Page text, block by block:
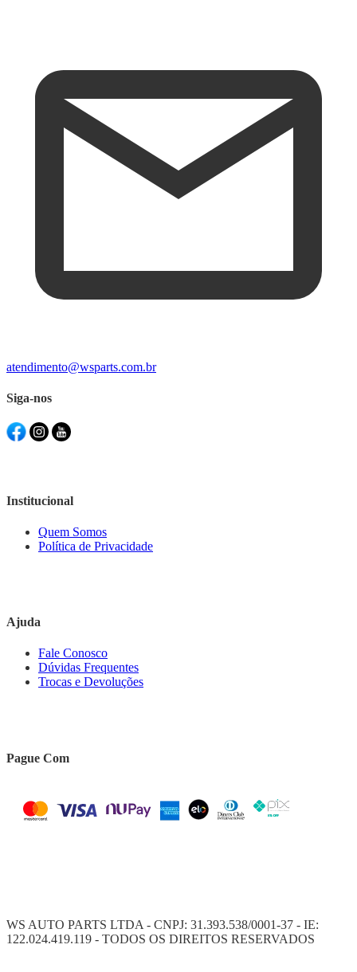
atendimento@wsparts.com.br
Siga-nos
Institucional
Quem Somos
Política de Privacidade
Ajuda
Fale Conosco
Dúvidas Frequentes
Trocas e Devoluções
Pague Com
WS AUTO PARTS LTDA - CNPJ: 31.393.538/0001-37 - IE:
122.024.419.119 - TODOS OS DIREITOS RESERVADOS